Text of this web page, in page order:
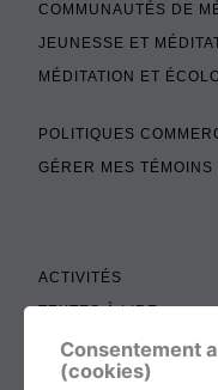
COMMUNAUTÉS DE
JEUNESSE ET
MÉDITATION ET
POLITIQUES
GÉRER MES TÉMOINS
ACTIVITÉS
TEXTES À LIRE
ADMINISTRATION
BOUTIQUE
Consentement
(cookies)